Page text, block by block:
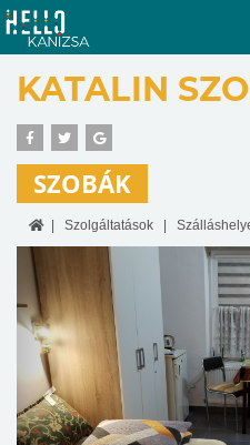
KATALIN
SZOBÁK
Szolgáltatások